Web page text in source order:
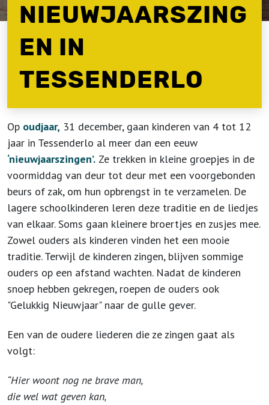
NIEUWJAARSZING
EN IN
TESSENDERLO
Op oudjaar, 31 december, gaan kinderen van 4 tot 12
jaar in Tessenderlo al meer dan een eeuw
‘nieuwjaarszingen’. Ze trekken in kleine groepjes in de
voormiddag van deur tot deur met een voorgebonden
beurs of zak, om hun opbrengst in te verzamelen. De
lagere schoolkinderen leren deze traditie en de liedjes
van elkaar. Soms gaan kleinere broertjes en zusjes mee.
Zowel ouders als kinderen vinden het een mooie
traditie. Terwijl de kinderen zingen, blijven sommige
ouders op een afstand wachten. Nadat de kinderen
snoep hebben gekregen, roepen de ouders ook
"Gelukkig Nieuwjaar" naar de gulle gever.
Een van de oudere liederen die ze zingen gaat als
volgt:
“Hier woont nog ne brave man,
die wel wat geven kan,